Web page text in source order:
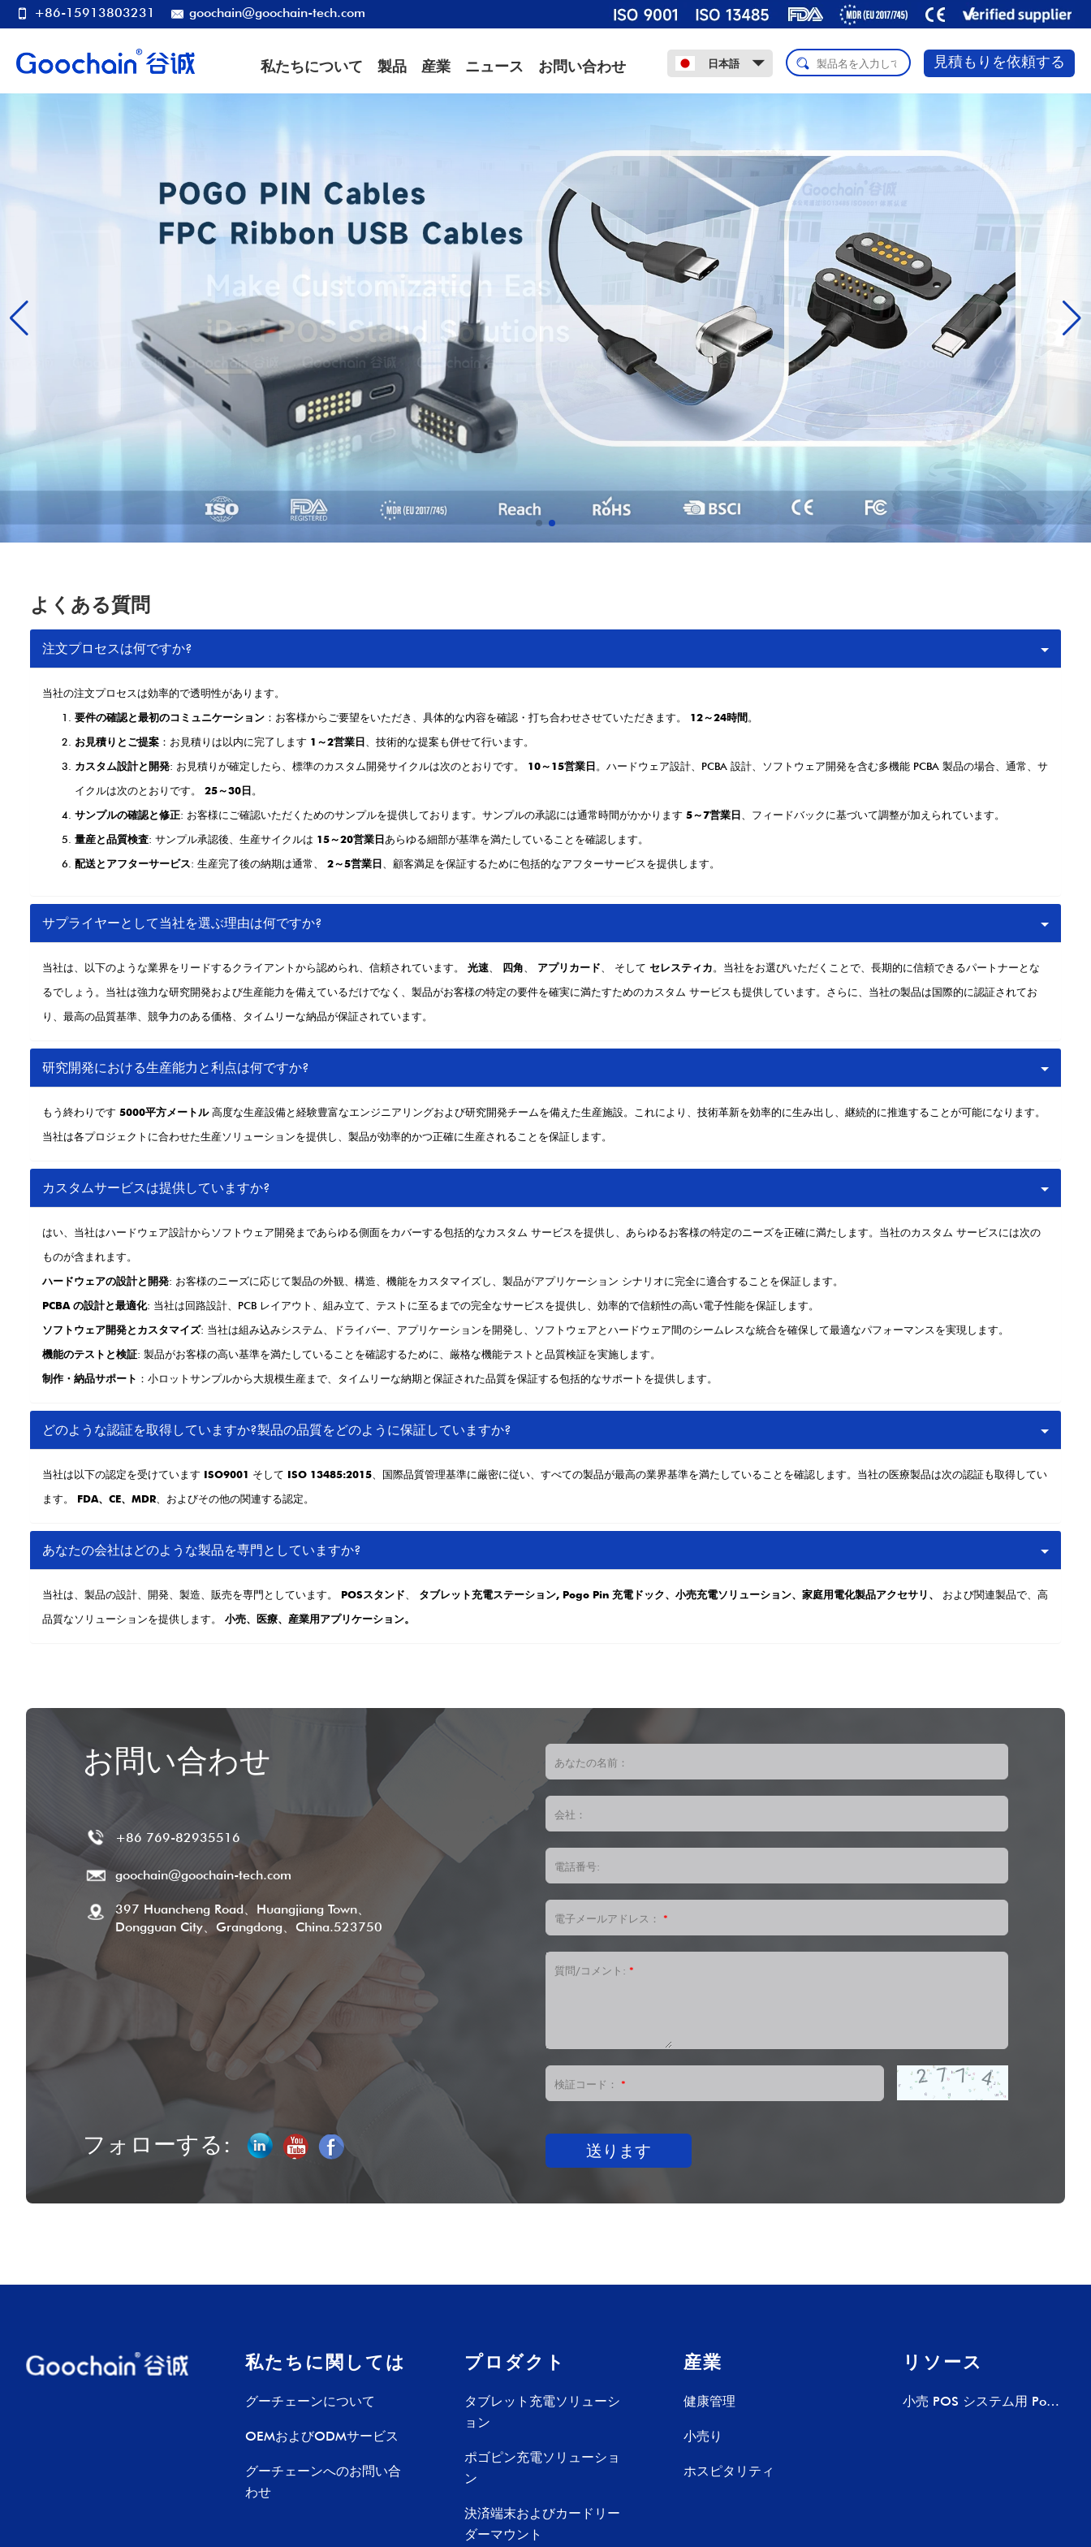
+86-15913803231 goochain@goochain-tech.com
私たちについて 製品 産業 ニュース お問い合わせ 日本語 見積もりを依頼する
よくある質問
注文プロセスは何ですか?
当社の注文プロセスは効率的で透明性があります。
要件の確認と最初のコミュニケーション ：お客様からご要望をいただき、具体的な内容を確認・打ち合わせさせていただきます。 12～24時間。
お見積りとご提案 ：お見積りは以内に完了します 1～2営業日、技術的な提案も併せて行います。
カスタム設計と開発: お見積りが確定したら、標準のカスタム開発サイクルは次のとおりです。 10～15営業日。ハードウェア設計、PCBA 設計、ソフトウェア開発を含む多機能 PCBA 製品の場合、通常、サ
イクルは次のとおりです。 25～30日。
サンプルの確認と修正: お客様にご確認いただくためのサンプルを提供しております。サンプルの承認には通常時間がかかります 5～7営業日、フィードバックに基づいて調整が加えられています。
量産と品質検査: サンプル承認後、生産サイクルは 15～20営業日あらゆる細部が基準を満たしていることを確認します。
配送とアフターサービス: 生産完了後の納期は通常、 2～5営業日、顧客満足を保証するために包括的なアフターサービスを提供します。
サプライヤーとして当社を選ぶ理由は何ですか?
当社は、以下のような業界をリードするクライアントから認められ、信頼されています。 光速、 四角、 アプリカード、 そして セレスティカ。当社をお選びいただくことで、長期的に信頼できるパートナーとな
るでしょう。当社は強力な研究開発および生産能力を備えているだけでなく、製品がお客様の特定の要件を確実に満たすためのカスタム サービスも提供しています。さらに、当社の製品は国際的に認証されてお
り、最高の品質基準、競争力のある価格、タイムリーな納品が保証されています。
研究開発における生産能力と利点は何ですか?
もう終わりです 5000平方メートル高度な生産設備と経験豊富なエンジニアリングおよび研究開発チームを備えた生産施設。これにより、技術革新を効率的に生み出し、継続的に推進することが可能になります。
当社は各プロジェクトに合わせた生産ソリューションを提供し、製品が効率的かつ正確に生産されることを保証します。
カスタムサービスは提供していますか?
はい、当社はハードウェア設計からソフトウェア開発まであらゆる側面をカバーする包括的なカスタム サービスを提供し、あらゆるお客様の特定のニーズを正確に満たします。当社のカスタム サービスには次の
ものが含まれます。
ハードウェアの設計と開発: お客様のニーズに応じて製品の外観、構造、機能をカスタマイズし、製品がアプリケーション シナリオに完全に適合することを保証します。
PCBA の設計と最適化: 当社は回路設計、PCB レイアウト、組み立て、テストに至るまでの完全なサービスを提供し、効率的で信頼性の高い電子性能を保証します。
ソフトウェア開発とカスタマイズ: 当社は組み込みシステム、ドライバー、アプリケーションを開発し、ソフトウェアとハ​​ードウェア間のシームレスな統合を確保して最適なパフォーマンスを実現します。
機能のテストと検証: 製品がお客様の高い基準を満たしていることを確認するために、厳格な機能テストと品質検証を実施します。
制作・納品サポート ：小ロットサンプルから大規模生産まで、タイムリーな納期と保証された品質を保証する包括的なサポートを提供します。
どのような認証を取得していますか?製品の品質をどのように保証していますか?
当社は以下の認定を受けています ISO9001 そして ISO 13485:2015、国際品質管理基準に厳密に従い、すべての製品が最高の業界基準を満たしていることを確認します。当社の医療製品は次の認証も取得してい
ます。 FDA、CE、MDR、およびその他の関連する認定。
あなたの会社はどのような製品を専門としていますか?
当社は、製品の設計、開発、製造、販売を専門としています。 POSスタンド、 タブレット充電ステーション, Pogo Pin 充電ドック、小売充電ソリューション、家庭用電化製品アクセサリ、 および関連製品で、高
品質なソリューションを提供します。 小売、医療、産業用アプリケーション。
お問い合わせ
+86 769-82935516
goochain@goochain-tech.com
397 Huancheng Road、Huangjiang Town、
Dongguan City、Grangdong、China.523750
フォローする:
あなたの名前：
会社：
電話番号:
電子メールアドレス： *
質問/コメント: *
検証コード： *
送ります
私たちに関しては
グーチェーンについて
OEMおよびODMサービス
グーチェーンへのお問い合
わせ
プロダクト
タブレット充電ソリューシ
ョン
ポゴピン充電ソリューショ
ン
決済端末およびカードリー
ダーマウント
産業
健康管理
小売り
ホスピタリティ
リソース
小売 POS システム用 Pogo